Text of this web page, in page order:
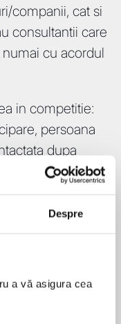
Despre
a vă asigura cea
companii, cat si
consultantii care
cu acordul
in competitie:
persoana
dupa
1 august. Taxele
Awards
publice si